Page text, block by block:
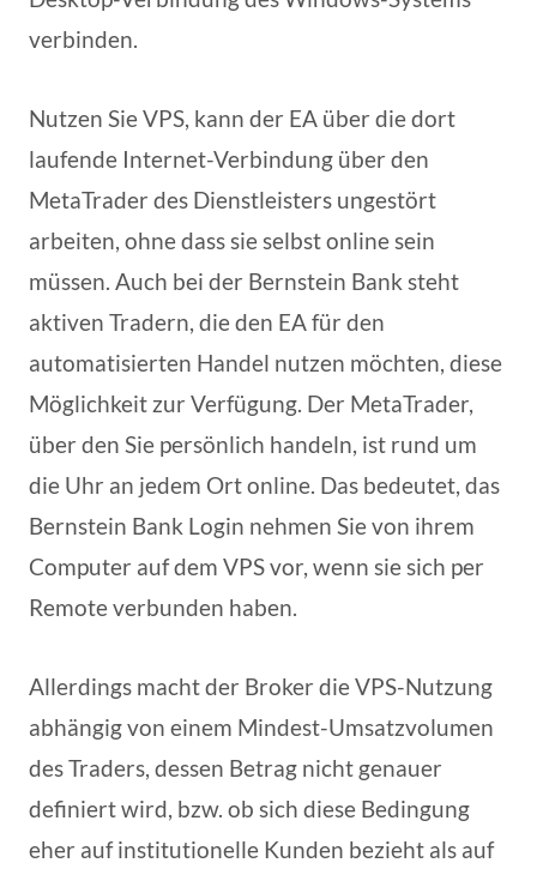
verbinden.
Nutzen Sie VPS, kann der EA über die dort
laufende Internet-Verbindung über den
MetaTrader des Dienstleisters ungestört
arbeiten, ohne dass sie selbst online sein
müssen. Auch bei der Bernstein Bank steht
aktiven Tradern, die den EA für den
automatisierten Handel nutzen möchten, diese
Möglichkeit zur Verfügung. Der MetaTrader,
über den Sie persönlich handeln, ist rund um
die Uhr an jedem Ort online. Das bedeutet, das
Bernstein Bank Login nehmen Sie von ihrem
Computer auf dem VPS vor, wenn sie sich per
Remote verbunden haben.
Allerdings macht der Broker die VPS-Nutzung
abhängig von einem Mindest-Umsatzvolumen
des Traders, dessen Betrag nicht genauer
definiert wird, bzw. ob sich diese Bedingung
eher auf institutionelle Kunden bezieht als auf